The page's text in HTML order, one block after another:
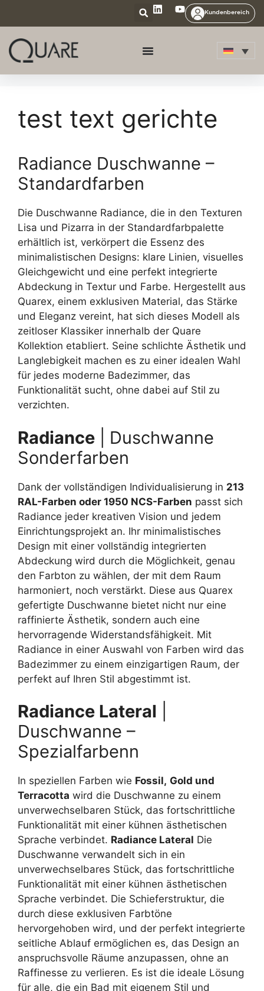
Kundenbereich
test text gerichte
Radiance Duschwanne –
Standardfarben
Die Duschwanne Radiance, die in den Texturen
Lisa und Pizarra in der Standardfarbpalette
erhältlich ist, verkörpert die Essenz des
minimalistischen Designs: klare Linien, visuelles
Gleichgewicht und eine perfekt integrierte
Abdeckung in Textur und Farbe. Hergestellt aus
Quarex, einem exklusiven Material, das Stärke
und Eleganz vereint, hat sich dieses Modell als
zeitloser Klassiker innerhalb der Quare
Kollektion etabliert. Seine schlichte Ästhetik und
Langlebigkeit machen es zu einer idealen Wahl
für jedes moderne Badezimmer, das
Funktionalität sucht, ohne dabei auf Stil zu
verzichten.
Radiance | Duschwanne
Sonderfarben
Dank der vollständigen Individualisierung in 213
RAL-Farben oder 1950 NCS-Farben passt sich
Radiance jeder kreativen Vision und jedem
Einrichtungsprojekt an. Ihr minimalistisches
Design mit einer vollständig integrierten
Abdeckung wird durch die Möglichkeit, genau
den Farbton zu wählen, der mit dem Raum
harmoniert, noch verstärkt. Diese aus Quarex
gefertigte Duschwanne bietet nicht nur eine
raffinierte Ästhetik, sondern auch eine
hervorragende Widerstandsfähigkeit. Mit
Radiance in einer Auswahl von Farben wird das
Badezimmer zu einem einzigartigen Raum, der
perfekt auf Ihren Stil abgestimmt ist.
Radiance Lateral
Duschwanne –
Spezialfarbenn
In speziellen Farben wie Fossil, Gold und
Terracotta wird die Duschwanne zu einem
unverwechselbaren Stück, das fortschrittliche
Funktionalität mit einer kühnen ästhetischen
Sprache verbindet. Radiance Lateral Die
Duschwanne verwandelt sich in ein
unverwechselbares Stück, das fortschrittliche
Funktionalität mit einer kühnen ästhetischen
Sprache verbindet. Die Schieferstruktur, die
durch diese exklusiven Farbtöne
hervorgehoben wird, und der perfekt integrierte
seitliche Ablauf ermöglichen es, das Design an
anspruchsvolle Räume anzupassen, ohne an
Raffinesse zu verlieren. Es ist die ideale Lösung
für alle, die ein Bad mit eigenem Stil und